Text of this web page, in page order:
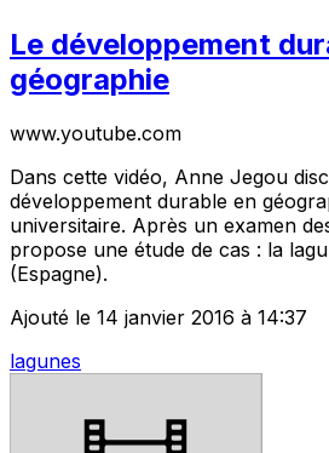
Le développement
géographie
www.youtube.com
Dans cette vidéo, Anne Jegou
développement durable en
universitaire. Après un examen
propose une étude de cas : la
(Espagne).
Ajouté le 14 janvier 2016 à 14:37
lagunes